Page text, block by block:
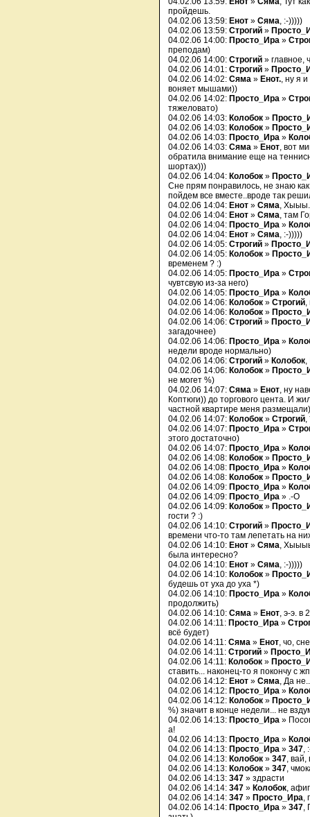
пройдешь.
04.02.06 13:59: Енот » Сяма, :-)))))
04.02.06 13:59: Строгий »
04.02.06 14:00: Просто_Ира »
преподам)
04.02.06 14:00: Строгий » главное,
04.02.06 14:01: Строгий »
04.02.06 14:02: Сяма » Енот., ну я
воняет мышами))
04.02.06 14:02: Просто_Ира »
тяжеловато)
04.02.06 14:03: Колобок »
04.02.06 14:03: Колобок »
04.02.06 14:03: Просто_Ира »
04.02.06 14:03: Сяма » Енот, вот
обратила внимание еще на
шортах)))
04.02.06 14:04: Колобок »
Сне прям понравилось, не знаю
пойдем все вместе..вроде так
04.02.06 14:04: Енот » Сяма,
04.02.06 14:04: Енот » Сяма, там
04.02.06 14:04: Просто_Ира »
04.02.06 14:04: Енот » Сяма, :-)))))
04.02.06 14:05: Строгий »
04.02.06 14:05: Колобок »
временем ? :)
04.02.06 14:05: Просто_Ира »
чувтсвую из-за него)
04.02.06 14:05: Просто_Ира »
04.02.06 14:06: Колобок » Строгий,
04.02.06 14:06: Колобок »
04.02.06 14:06: Строгий »
загадочнее)
04.02.06 14:06: Просто_Ира »
недели вроде нормально)
04.02.06 14:06: Строгий » Колобок,
04.02.06 14:06: Колобок »
не могет %)
04.02.06 14:07: Сяма » Енот, ну
Коптюги)) до торгового цента. И
частной квартире меня
04.02.06 14:07: Колобок » Строгий,
04.02.06 14:07: Просто_Ира »
этого достаточно)
04.02.06 14:07: Просто_Ира »
04.02.06 14:08: Колобок »
04.02.06 14:08: Просто_Ира »
04.02.06 14:08: Колобок »
04.02.06 14:09: Просто_Ира »
04.02.06 14:09: Просто_Ира » .-O
04.02.06 14:09: Колобок »
гости ? :)
04.02.06 14:10: Строгий »
времени что-то там лепетать на
04.02.06 14:10: Енот » Сяма,
была интересно?
04.02.06 14:10: Енот » Сяма, :-)))))
04.02.06 14:10: Колобок »
будешь от уха до уха *)
04.02.06 14:10: Просто_Ира »
продолжить)
04.02.06 14:10: Сяма » Енот, э-э. в
04.02.06 14:11: Просто_Ира »
всё будет)
04.02.06 14:11: Сяма » Енот, чо,
04.02.06 14:11: Строгий »
04.02.06 14:11: Колобок »
ставить... наконец-то я покончу с
04.02.06 14:12: Енот » Сяма, Да
04.02.06 14:12: Просто_Ира »
04.02.06 14:12: Колобок »
%) значит в конце недели... не
04.02.06 14:13: Просто_Ира »
а!
04.02.06 14:13: Просто_Ира »
04.02.06 14:13: Просто_Ира » 347,
04.02.06 14:13: Колобок » 347, вай,
04.02.06 14:13: Колобок » 347,
04.02.06 14:13: 347 » здрасти
04.02.06 14:14: 347 » Колобок,
04.02.06 14:14: 347 » Просто_Ира,
04.02.06 14:14: Просто_Ира » 347,